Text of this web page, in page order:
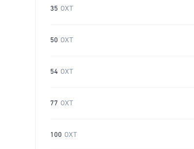
35 OXT
50 OXT
54 OXT
77 OXT
100 OXT